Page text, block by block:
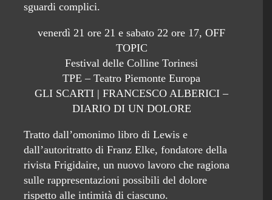
sguardi complici.
venerdì 21 ore 21 e sabato 22 ore 17, OFF
TOPIC
Festival delle Colline Torinesi
TPE – Teatro Piemonte Europa
GLI SCARTI | FRANCESCO ALBERICI –
DIARIO DI UN DOLORE
Tratto dall’omonimo libro di Lewis e
dall’autoritratto di Franz Elke, fondatore della
rivista Frigidaire, un nuovo lavoro che ragiona
sulle rappresentazioni possibili del dolore
rispetto alle intimità di ciascuno.